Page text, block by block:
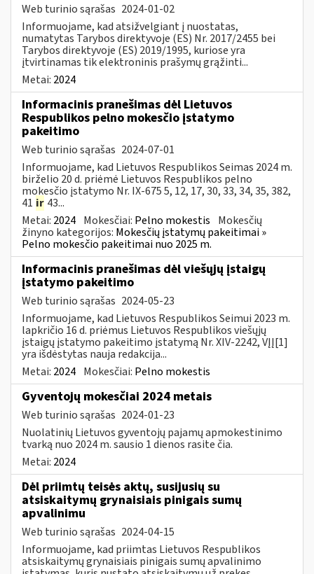
Web turinio sąrašas 2024-01-02
Informuojame, kad atsižvelgiant į nuostatas,
numatytas Tarybos direktyvoje (ES) Nr. 2017/2455 bei
Tarybos direktyvoje (ES) 2019/1995, kuriose yra
įtvirtinamas tik elektroninis prašymų grąžinti...
Metai: 2024
Informacinis pranešimas dėl Lietuvos
Respublikos pelno mokesčio įstatymo
pakeitimo
Web turinio sąrašas 2024-07-01
Informuojame, kad Lietuvos Respublikos Seimas 2024 m.
birželio 20 d. priėmė Lietuvos Respublikos pelno
mokesčio įstatymo Nr. IX-675 5, 12, 17, 30, 33, 34, 35, 382,
41 ir 43...
Metai: 2024 Mokesčiai: Pelno mokestis Mokesčių
žinyno kategorijos: Mokesčių įstatymų pakeitimai »
Pelno mokesčio pakeitimai nuo 2025 m.
Informacinis pranešimas dėl viešųjų įstaigų
įstatymo pakeitimo
Web turinio sąrašas 2024-05-23
Informuojame, kad Lietuvos Respublikos Seimui 2023 m.
lapkričio 16 d. priėmus Lietuvos Respublikos viešųjų
įstaigų įstatymo pakeitimo įstatymą Nr. XIV-2242, VĮĮ[1]
yra išdėstytas nauja redakcija...
Metai: 2024 Mokesčiai: Pelno mokestis
Gyventojų mokesčiai 2024 metais
Web turinio sąrašas 2024-01-23
Nuolatinių Lietuvos gyventojų pajamų apmokestinimo
tvarką nuo 2024 m. sausio 1 dienos rasite čia.
Metai: 2024
Dėl priimtų teisės aktų, susijusių su
atsiskaitymų grynaisiais pinigais sumų
apvalinimu
Web turinio sąrašas 2024-04-15
Informuojame, kad priimtas Lietuvos Respublikos
atsiskaitymų grynaisiais pinigais sumų apvalinimo